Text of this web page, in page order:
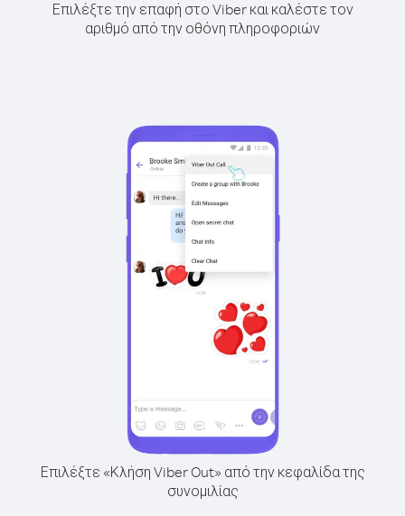
Επιλέξτε την επαφή στο Viber και καλέστε τον
αριθμό από την οθόνη πληροφοριών
Επιλέξτε «Κλήση Viber Out» από την κεφαλίδα της
συνομιλίας